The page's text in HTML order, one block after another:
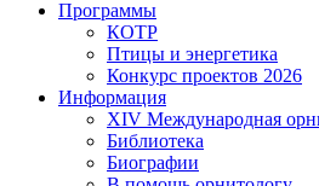
Программы
КОТР
Птицы и энергетика
Конкурс проектов 2026
Информация
XIV Международная
Библиотека
Биографии